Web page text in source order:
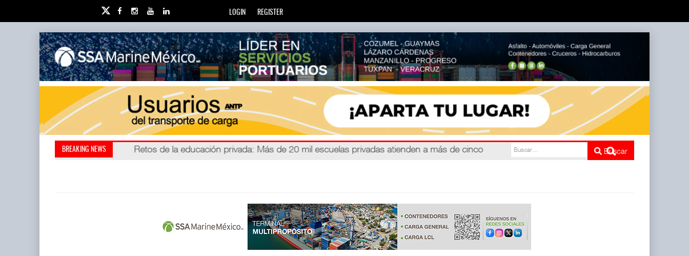
LOGIN REGISTER
BREAKING NEWS Miguel Ángel Bres encabezará
Retos de la educación privada : Más de 20 mil escuelas privadas atienden a más de cinco
Buscar